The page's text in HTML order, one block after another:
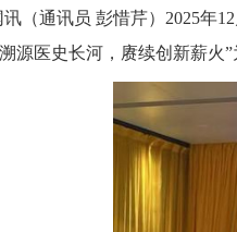
讯（通讯员 彭惜芹）2025年
源医史长河，赓续创新薪火